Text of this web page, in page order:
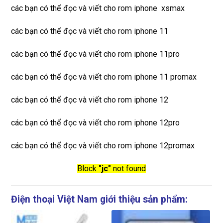
các bạn có thể đọc và viết cho rom iphone xsmax
các bạn có thể đọc và viết cho rom iphone 11
các bạn có thể đọc và viết cho rom iphone 11pro
các bạn có thể đọc và viết cho rom iphone 11 promax
các bạn có thể đọc và viết cho rom iphone 12
các bạn có thể đọc và viết cho rom iphone 12pro
các bạn có thể đọc và viết cho rom iphone 12promax
Block "jc" not found
Điện thoại Việt Nam giới thiệu sản phẩm: